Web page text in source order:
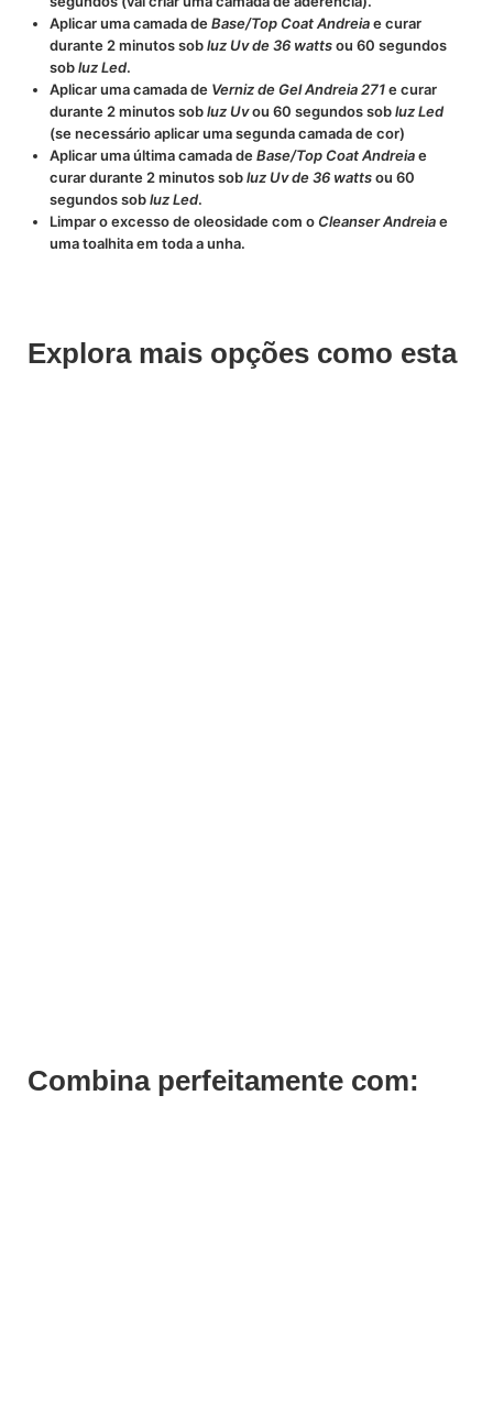
Aplicar uma camada deBase/Top Coat Andreiae curar
durante 2 minutos sobluz Uv de 36 wattsou 60 segundos
sobluz Led.
Aplicar uma camada de Verniz de Gel Andreia 271e curar
durante 2 minutos sobluz Uvou 60 segundos sobluz Led
(se necessário aplicar uma segunda camada de cor)
Aplicar uma última camada deBase/Top Coat Andreiae
curar durante 2 minutos sobluz Uv de 36 wattsou 60
segundos sobluz Led.
Limpar o excesso de oleosidade com o Cleanser Andreiae
uma toalhita em toda a unha.
Explora mais opções como esta
Combina perfeitamente com: